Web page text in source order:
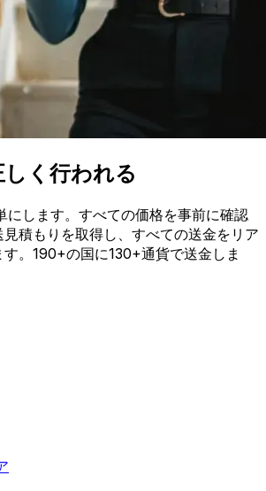
しく行われる
にします。すべての価格を事前に確認
見積もりを取得し、すべての送金をリア
。190+の国に130+通貨で送金しま